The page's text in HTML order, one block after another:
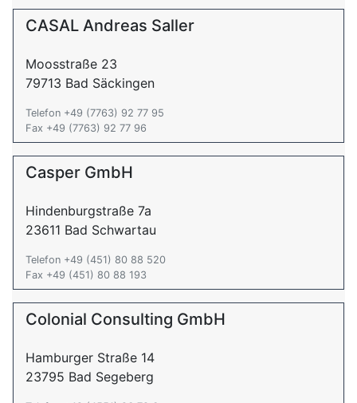
CASAL Andreas Saller
Moosstraße 23
79713 Bad Säckingen
Telefon +49 (7763) 92 77 95
Fax +49 (7763) 92 77 96
Casper GmbH
Hindenburgstraße 7a
23611 Bad Schwartau
Telefon +49 (451) 80 88 520
Fax +49 (451) 80 88 193
Colonial Consulting GmbH
Hamburger Straße 14
23795 Bad Segeberg